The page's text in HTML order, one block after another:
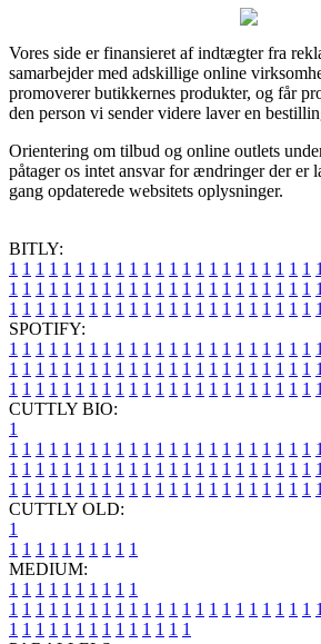
Vores side er finansieret af indtægter fra
samarbejder med adskillige online
promoverer butikkernes produkter, og får
den person vi sender videre laver en
Orientering om tilbud og online outlets
påtager os intet ansvar for ændringer der er
gang opdaterede websitets oplysninger.
BITLY:
1 1 1 1 1 1 1 1 1 1 1 1 1 1 1 1 1 1 1 1 1 1 1 1
1 1 1 1 1 1 1 1 1 1 1 1 1 1 1 1 1 1 1 1 1 1 1 1
1 1 1 1 1 1 1 1 1 1 1 1 1 1 1 1 1 1 1 1 1 1 1 1
SPOTIFY:
1 1 1 1 1 1 1 1 1 1 1 1 1 1 1 1 1 1 1 1 1 1 1 1
1 1 1 1 1 1 1 1 1 1 1 1 1 1 1 1 1 1 1 1 1 1 1 1
1 1 1 1 1 1 1 1 1 1 1 1 1 1 1 1 1 1 1 1 1 1 1 1
CUTTLY BIO:
1
1 1 1 1 1 1 1 1 1 1 1 1 1 1 1 1 1 1 1 1 1 1 1 1
1 1 1 1 1 1 1 1 1 1 1 1 1 1 1 1 1 1 1 1 1 1 1 1
1 1 1 1 1 1 1 1 1 1 1 1 1 1 1 1 1 1 1 1 1 1 1 1
CUTTLY OLD:
1
1 1 1 1 1 1 1 1 1 1
MEDIUM:
1 1 1 1 1 1 1 1 1 1
1 1 1 1 1 1 1 1 1 1 1 1 1 1 1 1 1 1 1 1 1 1 1 1
1 1 1 1 1 1 1 1 1 1 1 1 1 1